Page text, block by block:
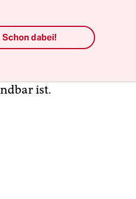
mit
ist.
Schon dabei!